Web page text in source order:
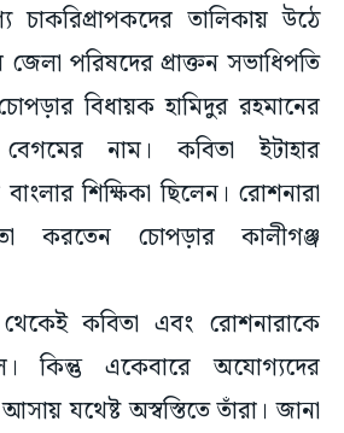
তালিকায় উঠে
পরিষদের প্রাক্তন সভাধিপতি
বিধায়ক হামিদুর রহমানের
নাম। কবিতা ইটাহার
শিক্ষিকা ছিলেন। রোশনারা
করতেন চোপড়ার কালীগঞ্জ
কবিতা এবং রোশনারাকে
কিন্তু একেবারে অযোগ্যদের
যথেষ্ট অস্বস্তিতে তাঁরা। জানা